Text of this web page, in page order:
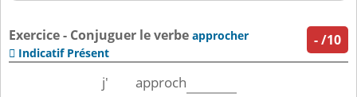
-/10
Exercice - Conjuguer le verbe approcher
 Indicatif Présent
j'
approch